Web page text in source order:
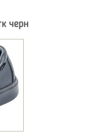
черн